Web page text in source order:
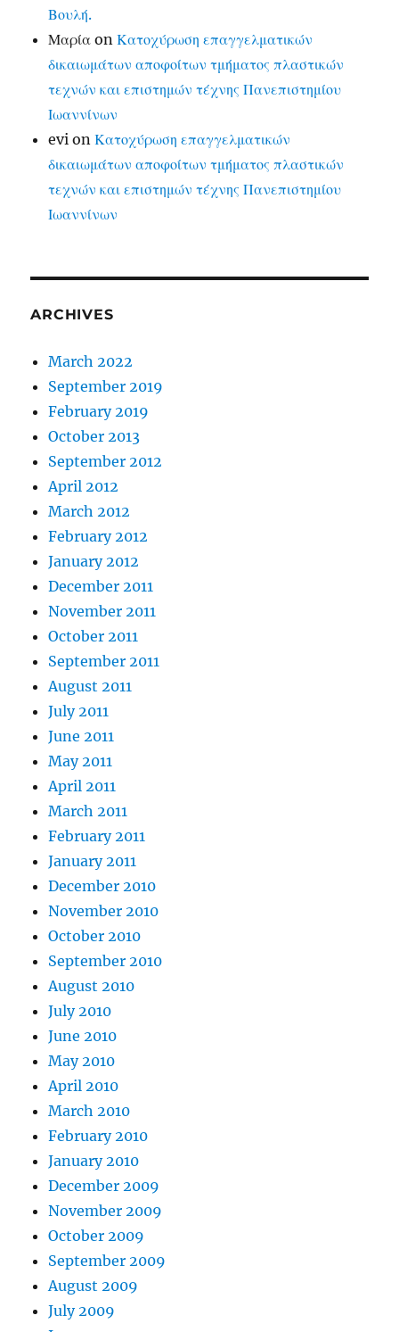
Βουλή.
Μαρία onΚατοχύρωση επαγγελματικών
δικαιωμάτων αποφοίτων τμήματος πλαστικών
τεχνών και επιστημών τέχνης Πανεπιστημίου
Ιωαννίνων
evi onΚατοχύρωση επαγγελματικών
δικαιωμάτων αποφοίτων τμήματος πλαστικών
τεχνών και επιστημών τέχνης Πανεπιστημίου
Ιωαννίνων
ARCHIVES
March 2022
September 2019
February 2019
October 2013
September 2012
April 2012
March 2012
February 2012
January 2012
December 2011
November 2011
October 2011
September 2011
August 2011
July 2011
June 2011
May 2011
April 2011
March 2011
February 2011
January 2011
December 2010
November 2010
October 2010
September 2010
August 2010
July 2010
June 2010
May 2010
April 2010
March 2010
February 2010
January 2010
December 2009
November 2009
October 2009
September 2009
August 2009
July 2009